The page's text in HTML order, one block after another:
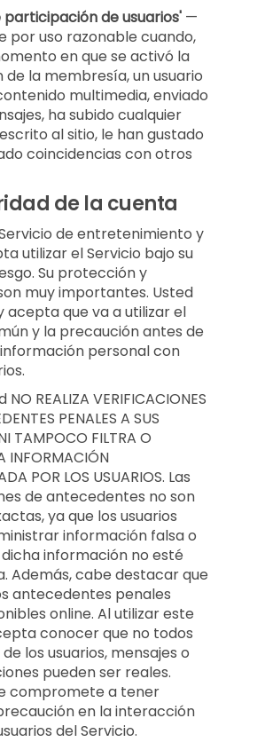
de usuarios' —
por uso razonable cuando,
en que se activó la
de la membresía, un usuario
multimedia, enviado
ha subido cualquier
al sitio, le han gustado
coincidencias con otros
de la cuenta
de entretenimiento y
utilizar el Servicio bajo su
Su protección y
muy importantes. Usted
acepta que va a utilizar el
y la precaución antes de
personal con
NO REALIZA VERIFICACIONES
PENALES A SUS
TAMPOCO FILTRA O
INFORMACIÓN
POR LOS USUARIOS. Las
de antecedentes no son
ya que los usuarios
información falsa o
información no esté
Además, cabe destacar que
antecedentes penales
online. Al utilizar este
conocer que no todos
los usuarios, mensajes o
pueden ser reales.
compromete a tener
en la interacción
del Servicio.